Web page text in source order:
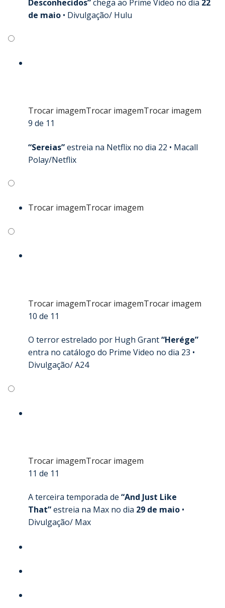
Desconhecidos”chega ao Prime Video no dia 22
de maio • Divulgação/ Hulu
Trocar imagemTrocar imagemTrocar imagem
9 de 11
“Sereias”estreia na Netflix no dia 22 • Macall
Polay/Netflix
Trocar imagemTrocar imagem
Trocar imagemTrocar imagemTrocar imagem
10 de 11
O terror estrelado por Hugh Grant“Herége”
entra no catálogo do Prime Video no dia 23 •
Divulgação/ A24
Trocar imagemTrocar imagem
11 de 11
A terceira temporada de “And Just Like
That”estreia na Max no dia 29 de maio •
Divulgação/ Max